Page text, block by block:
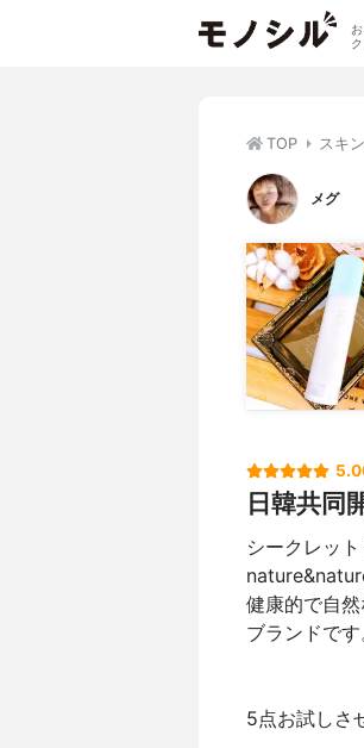
TOP スキ
メグ
日韓共同
シークレッ
健康的で自
ブランドです
5点お試しさ